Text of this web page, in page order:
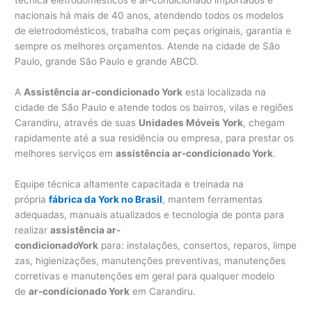
nacionais há mais de 40 anos, atendendo todos os modelos
de eletrodomésticos, trabalha com peças originais, garantia e
sempre os melhores orçamentos. Atende na cidade de São
Paulo, grande São Paulo e grande ABCD.
A Assistência ar-condicionado York esta localizada na
cidade de São Paulo e atende todos os bairros, vilas e regiões
Carandiru, através de suas Unidades Móveis York, chegam
rapidamente até a sua residência ou empresa, para prestar os
melhores serviços emassistência ar-condicionado York.
Equipe técnica altamente capacitada e treinada na
própriafábrica da York no Brasil, mantem ferramentas
adequadas, manuais atualizados e tecnologia de ponta para
realizarassistência ar-
condicionadoYork para: instalações, consertos, reparos, limpe
zas, higienizações, manutenções preventivas, manutenções
corretivas e manutenções em geral para qualquer modelo
dear-condicionado York em Carandiru.